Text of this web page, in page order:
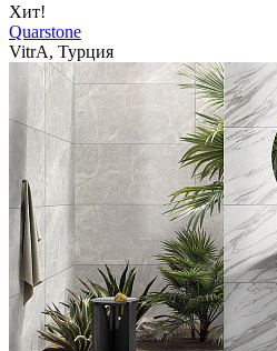
Хит!
Quarstone
VitrA, Турция